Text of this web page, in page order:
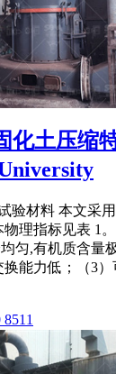
化土压缩
验材料 本文采
理指标见表 1
匀,有机质含量
能力低；（3